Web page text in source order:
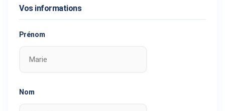
Vos informations
Prénom
Nom